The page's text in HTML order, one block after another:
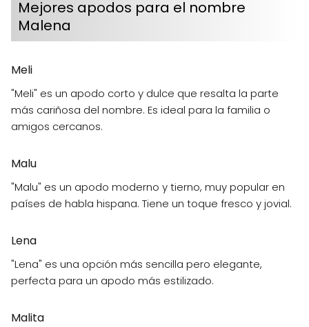
Mejores apodos para el nombre
Malena
Meli
"Meli" es un apodo corto y dulce que resalta la parte
más cariñosa del nombre. Es ideal para la familia o
amigos cercanos.
Malu
"Malu" es un apodo moderno y tierno, muy popular en
países de habla hispana. Tiene un toque fresco y jovial.
Lena
"Lena" es una opción más sencilla pero elegante,
perfecta para un apodo más estilizado.
Malita